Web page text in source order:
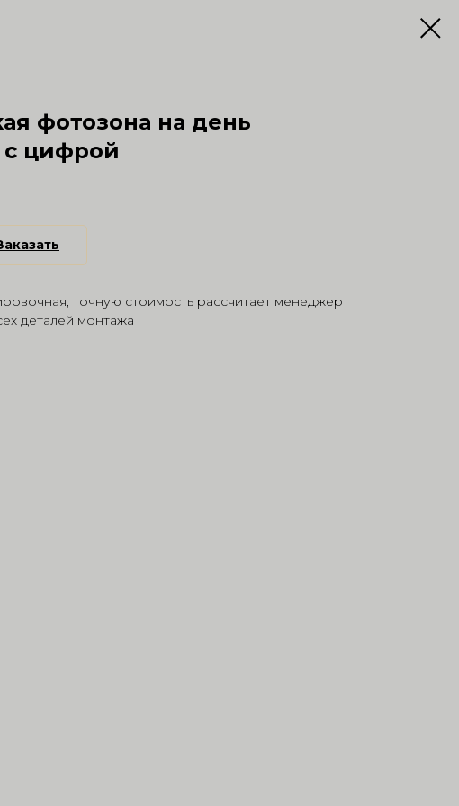
фотозона на день
цифрой
точную стоимость рассчитает менеджер
деталей монтажа